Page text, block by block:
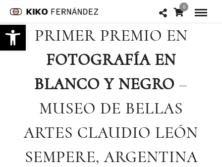
Abrir barra de herramientas
0
PRIMER PREMIO EN
FOTOGRAFÍA EN
BLANCO Y NEGRO –
MUSEO DE BELLAS
ARTES CLAUDIO LEÓN
SEMPERE, ARGENTINA